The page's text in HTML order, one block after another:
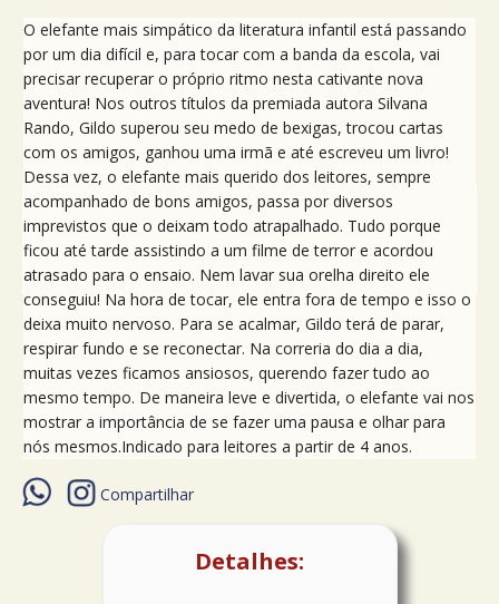
O elefante mais simpático da literatura infantil está passando
por um dia difícil e, para tocar com a banda da escola, vai
precisar recuperar o próprio ritmo nesta cativante nova
aventura! Nos outros títulos da premiada autora Silvana
Rando, Gildo superou seu medo de bexigas, trocou cartas
com os amigos, ganhou uma irmã e até escreveu um livro!
Dessa vez, o elefante mais querido dos leitores, sempre
acompanhado de bons amigos, passa por diversos
imprevistos que o deixam todo atrapalhado. Tudo porque
ficou até tarde assistindo a um filme de terror e acordou
atrasado para o ensaio. Nem lavar sua orelha direito ele
conseguiu! Na hora de tocar, ele entra fora de tempo e isso o
deixa muito nervoso. Para se acalmar, Gildo terá de parar,
respirar fundo e se reconectar. Na correria do dia a dia,
muitas vezes ficamos ansiosos, querendo fazer tudo ao
mesmo tempo. De maneira leve e divertida, o elefante vai nos
mostrar a importância de se fazer uma pausa e olhar para
nós mesmos.Indicado para leitores a partir de 4 anos.
Compartilhar
Detalhes: